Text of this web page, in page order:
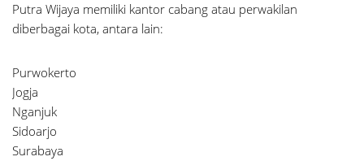
Putra Wijaya memiliki kantor cabang atau perwakilan
diberbagai kota, antara lain:
Purwokerto
Jogja
Nganjuk
Sidoarjo
Surabaya